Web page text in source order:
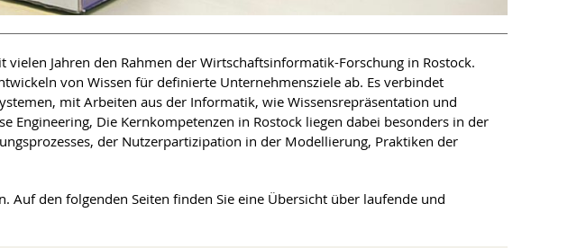
Jahren den Rahmen der Wirtschaftsinformatik-Forschung in Rostock.
von Wissen für definierte Unternehmensziele ab. Es verbindet
mit Arbeiten aus der Informatik, wie Wissensrepräsentation und
Engineering, Die Kernkompetenzen in Rostock liegen dabei besonders in der
der Nutzerpartizipation in der Modellierung, Praktiken der
den folgenden Seiten finden Sie eine Übersicht über laufende und